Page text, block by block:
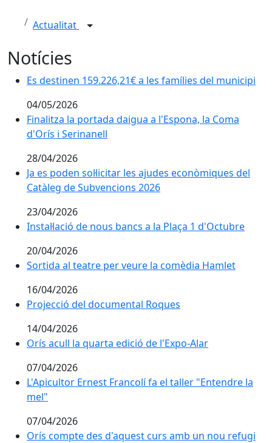
Actualitat
Notícies
Es destinen 159.226,21€ a les famílies del municipi
04/05/2026
Finalitza la portada daigua a l'Espona, la Coma
Finalitza la portada daigua a l'Espona, la Coma
d'Orís i Serinanell
28/04/2026
Ja es poden sol·licitar les ajudes econòmiques del
Catàleg de Subvencions 2026
23/04/2026
Instal·lació de nous bancs a la Plaça 1 d'Octubre
Instal·lació de nous bancs a la Plaça 1 d'Octubre
20/04/2026
Sortida al teatre per veure la comèdia Hamlet
Sortida al teatre per veure la comèdia Hamlet
16/04/2026
Projecció del documental Roques
Projecció del documental Roques
14/04/2026
Orís acull la quarta edició de l'Expo-Alar
Orís acull la quarta edició de l'Expo-Alar
07/04/2026
L'Apicultor Ernest Francolí fa el taller "Entendre la
L'Apicultor Ernest Francolí fa el taller "Entendre la
mel"
07/04/2026
Orís compte des d'aquest curs amb un nou refugi
Orís compte des d'aquest curs amb un nou refugi